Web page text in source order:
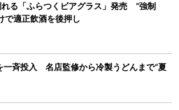
れる「ふらつくビアグラス」発売 “強制
で適正飲酒を後押し
一斉投入 名店監修から冷製うどんまで“夏